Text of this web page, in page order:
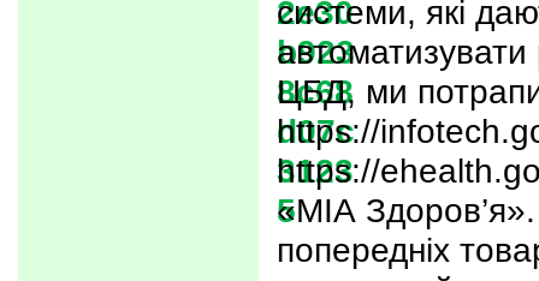
системи, які
ЦБД, ми
https://
https://
«МІА Здоров’я».
попередніх